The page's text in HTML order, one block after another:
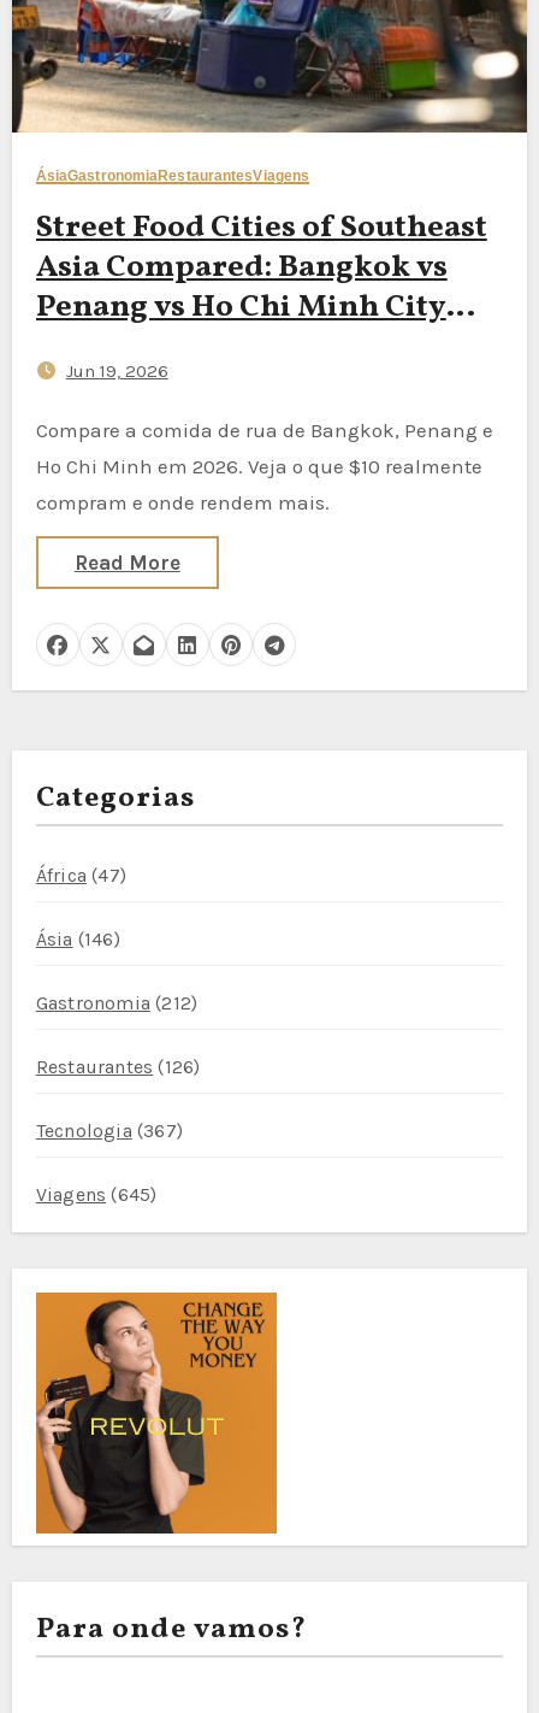
ÁsiaGastronomiaRestaurantesViagens
Street Food Cities of Southeast
Asia Compared: Bangkok vs
Penang vs Ho Chi Minh City
Jun 19, 2026
Compare a comida de rua de Bangkok, Penang e
Ho Chi Minh em 2026. Veja o que $10 realmente
compram e onde rendem mais.
Read More
Categorias
África (47)
Ásia (146)
Gastronomia (212)
Restaurantes (126)
Tecnologia (367)
Viagens (645)
Para onde vamos?